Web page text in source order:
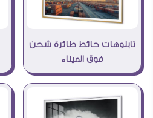
تابلوهات حائط طائرة شحن
فوق الميناء